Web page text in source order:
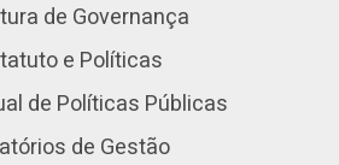
de Governança
e Políticas
de Políticas Públicas
de Gestão